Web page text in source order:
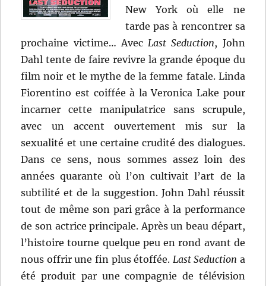
New York où elle ne
tarde pas à rencontrer sa
prochaine victime… AvecLast Seduction, John
Dahl tente de faire revivre la grande époque du
film noir et le mythe de la femme fatale. Linda
Fiorentino est coiffée à la Veronica Lake pour
incarner cette manipulatrice sans scrupule,
avec un accent ouvertement mis sur la
sexualité et une certaine crudité des dialogues.
Dans ce sens, nous sommes assez loin des
années quarante où l’on cultivait l’art de la
subtilité et de la suggestion. John Dahl réussit
tout de même son pari grâce à la performance
de son actrice principale. Après un beau départ,
l’histoire tourne quelque peu en rond avant de
nous offrir une fin plus étoffée. Last Seduction a
été produit par une compagnie de télévision